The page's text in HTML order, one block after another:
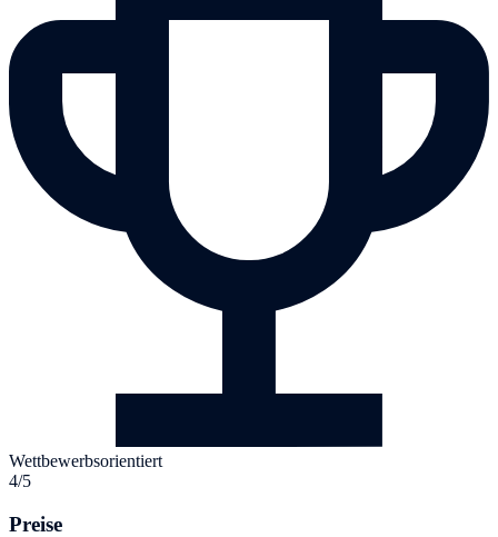
Wettbewerbsorientiert
4/5
Preise